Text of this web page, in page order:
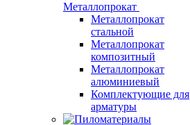
Металлопрокат
Металлопрокат
стальной
Металлопрокат
композитный
Металлопрокат
алюминиевый
Комплектующие для
арматуры